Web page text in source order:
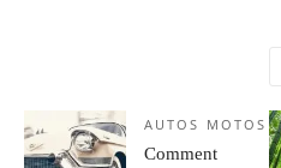
AUTOS MOTOS
Comment